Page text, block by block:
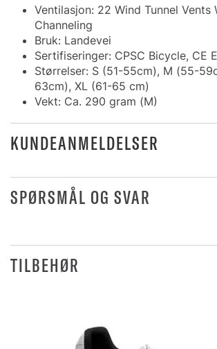
Ventilasjon: 22 Wind Tunnel Vents
Channeling
Bruk: Landevei
Sertifiseringer: CPSC Bicycle, CE
Størrelser: S (51-55cm), M (55-
63cm), XL (61-65 cm)
Vekt: Ca. 290 gram (M)
KUNDEANMELDELSER
SPØRSMÅL OG SVAR
TILBEHØR